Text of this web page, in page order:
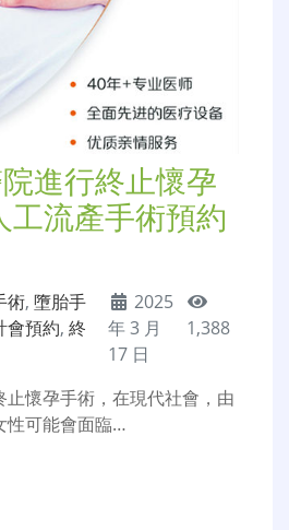
進行終止懷孕
工流產手術預約
術, 墮胎手
會預約, 終
2025
年 3 月
17 日
1,388
止懷孕手術，在現代社會，由
性可能會面臨…